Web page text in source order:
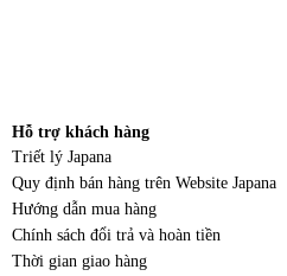
Hỗ trợ khách hàng
Triết lý Japana
Quy định bán hàng trên Website Japana
Hướng dẫn mua hàng
Chính sách đổi trả và hoàn tiền
Thời gian giao hàng